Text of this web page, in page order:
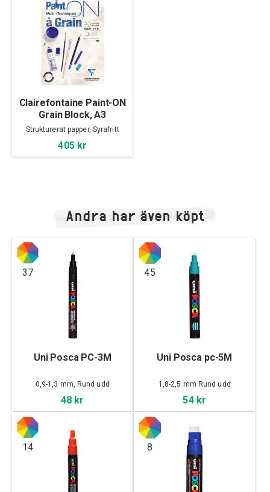
Clairefontaine Paint-ON
Grain Block, A3
Strukturerat papper, Syrafritt
405 kr
Andra har även köpt
37
Uni Posca PC-3M
0,9-1,3 mm, Rund udd
48 kr
45
Uni Posca pc-5M
1,8-2,5 mm Rund udd
54 kr
14 8